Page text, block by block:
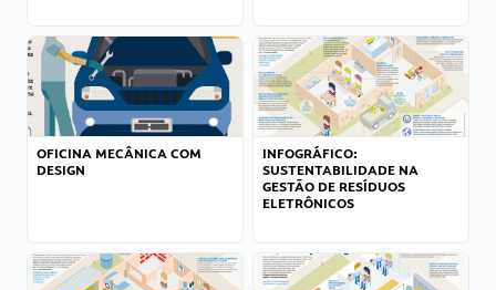
OFICINA MECÂNICA COM
DESIGN
INFOGRÁFICO:
SUSTENTABILIDADE NA
GESTÃO DE RESÍDUOS
ELETRÔNICOS